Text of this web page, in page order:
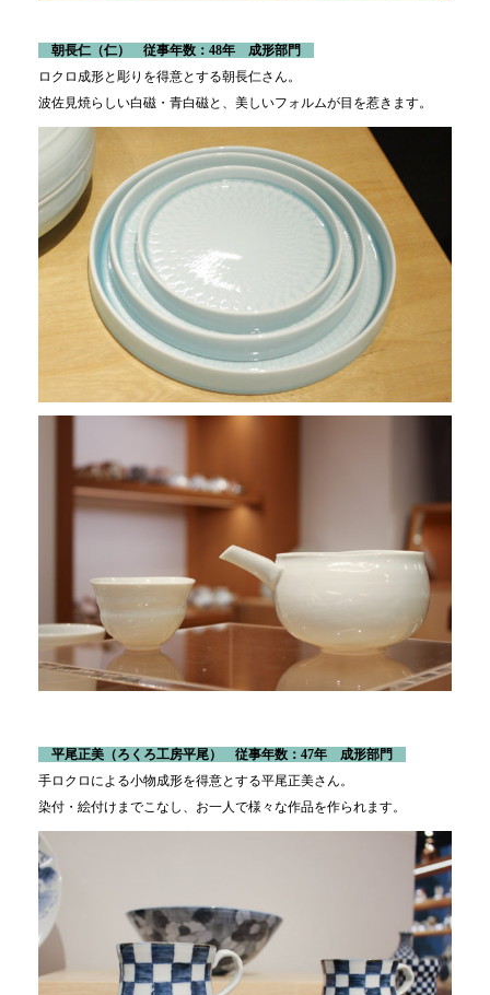
朝長仁（仁） 従事年数：48年 成形部門
ロクロ成形と彫りを得意とする朝長仁さん。
波佐見焼らしい白磁・青白磁と、美しいフォルムが目を惹きます。
平尾正美（ろくろ工房平尾） 従事年数：47年 成形部門
手ロクロによる小物成形を得意とする平尾正美さん。
染付・絵付けまでこなし、お一人で様々な作品を作られます。